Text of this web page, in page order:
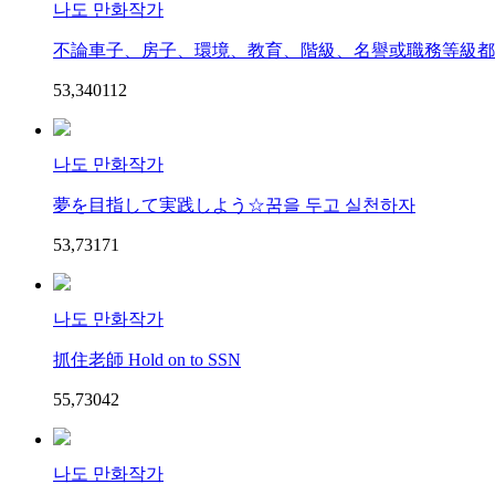
나도 만화작가
不論車子、房子、環境、教育、階級、名譽或職務等級
53,34011 2
나도 만화작가
夢を目指して実践しよう☆꿈을 두고 실천하자
53,731 71
나도 만화작가
抓住老師 Hold on to SSN
55,73042
나도 만화작가